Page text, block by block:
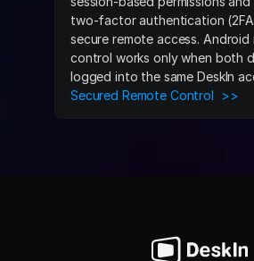
two-factor authentication
secure remote access. Android
control works only when both
logged into the same DeskIn
Secured Remote Control  >>